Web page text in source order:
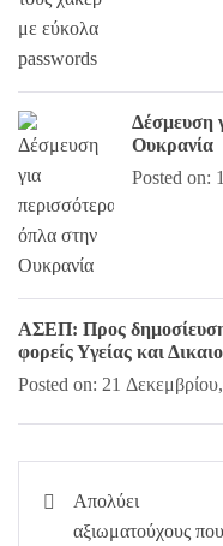
Δέσμευση
Ουκρανία
Posted on:
ΑΣΕΠ: Προς δημοσίευση
φορείς Υγείας και
Posted on: 21
Πλοήγηση
άρθρων
Απολύει
αξιωματούχους που